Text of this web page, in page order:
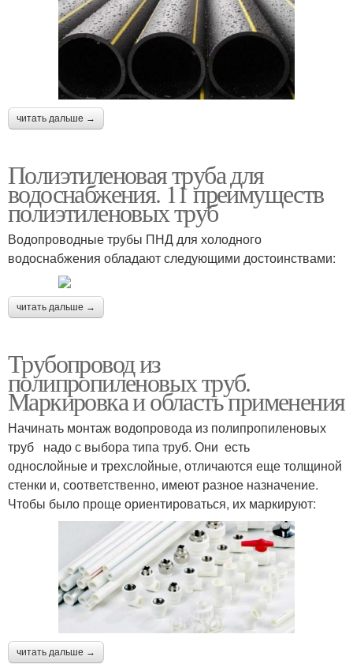
читать дальше →
Полиэтиленовая труба для
водоснабжения. 11 преимуществ
полиэтиленовых труб
Водопроводные трубы ПНД для холодного
водоснабжения обладают следующими достоинствами:
читать дальше →
Трубопровод из
полипропиленовых труб.
Маркировка и область применения
Начинать монтаж водопровода из полипропиленовых
труб надо с выбора типа труб. Они есть
однослойные и трехслойные, отличаются еще толщиной
стенки и, соответственно, имеют разное назначение.
Чтобы было проще ориентироваться, их маркируют:
читать дальше →